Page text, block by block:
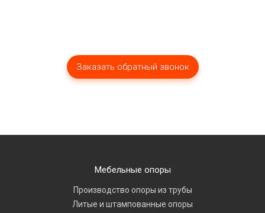
Мебельные опоры
Производство опоры из трубы
Литые и штампованные опоры